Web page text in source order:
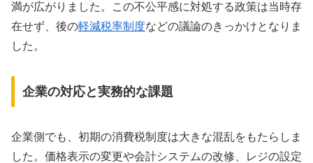
満が広がりました。この不公平感に対処する政策は当時存
在せず、後の軽減税率制度などの議論のきっかけとなりま
した。
企業の対応と実務的な課題
企業側でも、初期の消費税制度は大きな混乱をもたらしま
した。価格表示の変更や会計システムの改修、レジの設定